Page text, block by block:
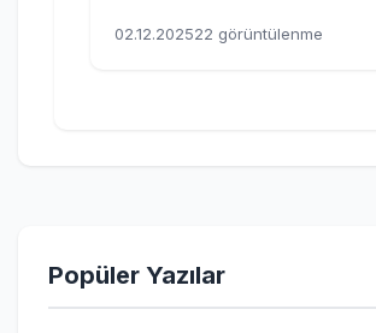
02.12.202522 görüntülenme
Popüler Yazılar